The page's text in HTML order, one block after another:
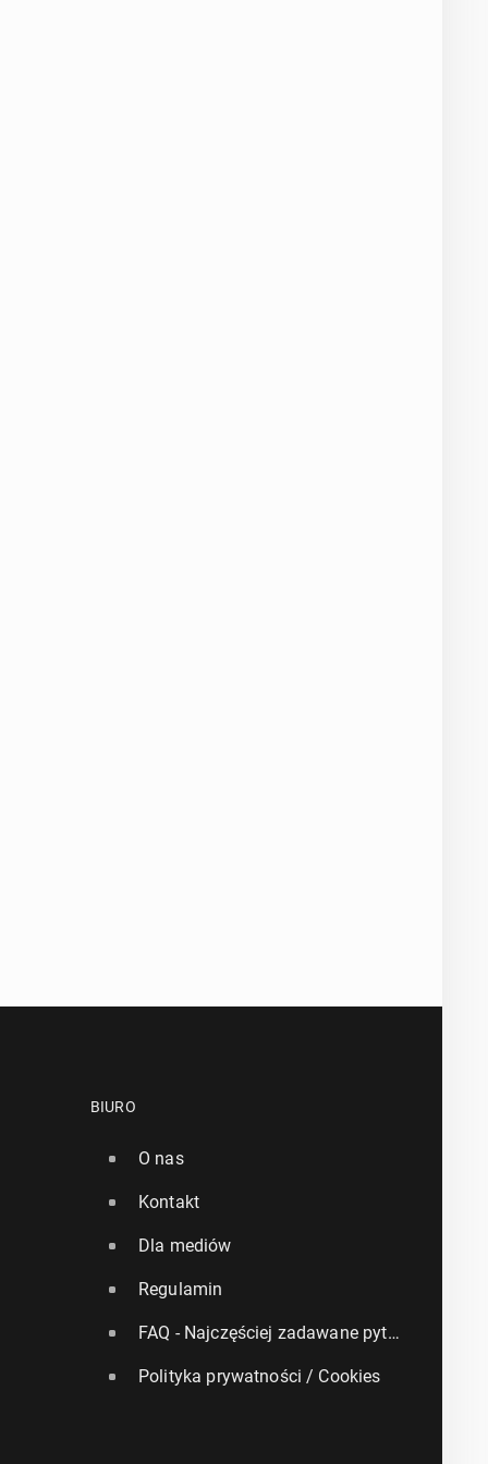
BIURO
O nas
Kontakt
Dla mediów
Regulamin
FAQ - Najczęściej zadawane pytania
Polityka prywatności / Cookies